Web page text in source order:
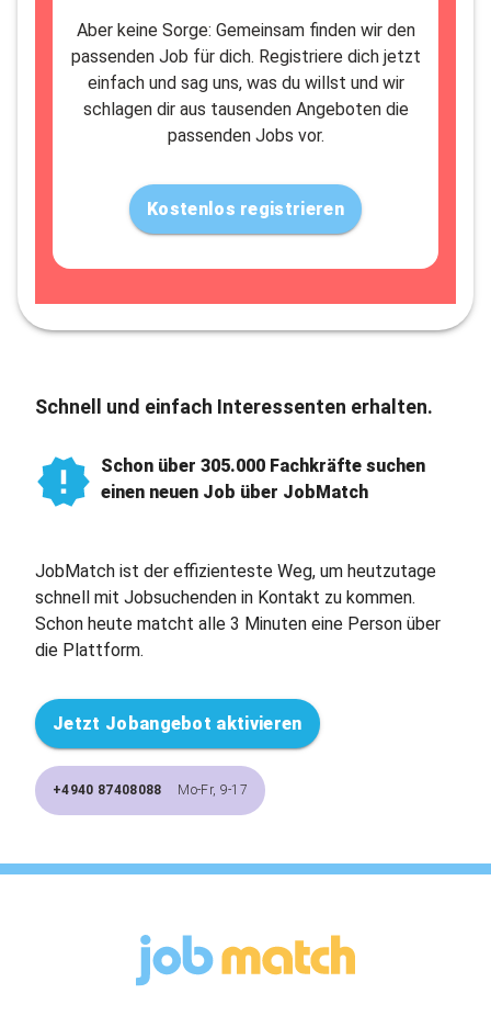
Aber keine Sorge: Gemeinsam finden wir den
passenden Job für dich. Registriere dich jetzt
einfach und sag uns, was du willst und wir
schlagen dir aus tausenden Angeboten die
passenden Jobs vor.
Kostenlos registrieren
Schnell und einfach Interessenten erhalten.
Schon über 305.000 Fachkräfte suchen
einen neuen Job über JobMatch
JobMatch ist der effizienteste Weg, um heutzutage
schnell mit Jobsuchenden in Kontakt zu kommen.
Schon heute matcht alle 3 Minuten eine Person über
die Plattform.
Jetzt Jobangebot aktivieren
+4940 87408088 Mo-Fr, 9-17